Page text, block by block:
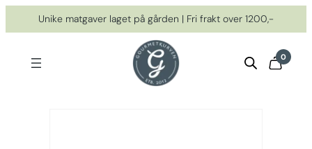
til
Unike matgaver laget på gården | Fri frakt over 1200,-
0